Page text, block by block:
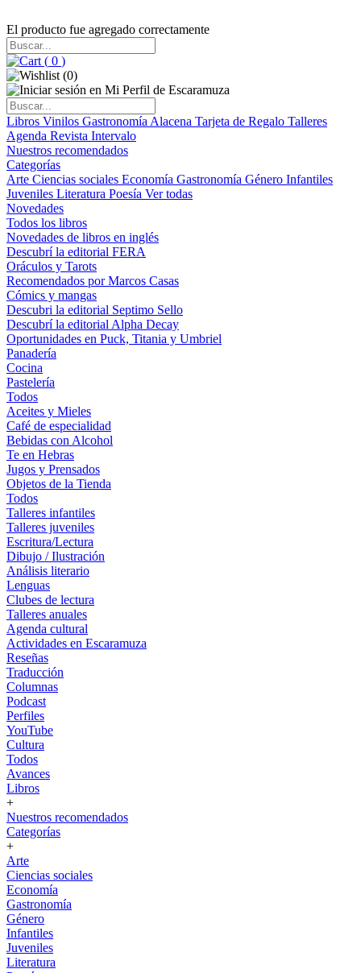
El producto fue agregado correctamente
( 0 )
(0)
Libros Vinilos Gastronomía Alacena Tarjeta de Regalo Talleres
Agenda Revista Intervalo
Nuestros recomendados
Categorías
Arte Ciencias sociales Economía Gastronomía Género Infantiles
Juveniles Literatura Poesía Ver todas
Novedades
Todos los libros
Novedades de libros en inglés
Descubrí la editorial FERA
Oráculos y Tarots
Recomendados por Marcos Casas
Cómics y mangas
Descubri la editorial Septimo Sello
Descubrí la editorial Alpha Decay
Oportunidades en Puck, Titania y Umbriel
Panadería
Cocina
Pastelería
Todos
Aceites y Mieles
Café de especialidad
Bebidas con Alcohol
Te en Hebras
Jugos y Prensados
Objetos de la Tienda
Todos
Talleres infantiles
Talleres juveniles
Escritura/Lectura
Dibujo / Ilustración
Análisis literario
Lenguas
Clubes de lectura
Talleres anuales
Agenda cultural
Actividades en Escaramuza
Reseñas
Traducción
Columnas
Podcast
Perfiles
YouTube
Cultura
Todos
Avances
Libros
+
Nuestros recomendados
Categorías
+
Arte
Ciencias sociales
Economía
Gastronomía
Género
Infantiles
Juveniles
Literatura